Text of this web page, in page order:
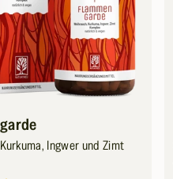
Ingwer und Zimt